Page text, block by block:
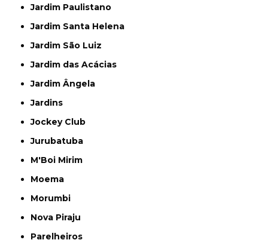
Jardim Paulistano
Jardim Santa Helena
Jardim São Luiz
Jardim das Acácias
Jardim Ângela
Jardins
Jockey Club
Jurubatuba
M'Boi Mirim
Moema
Morumbi
Nova Piraju
Parelheiros